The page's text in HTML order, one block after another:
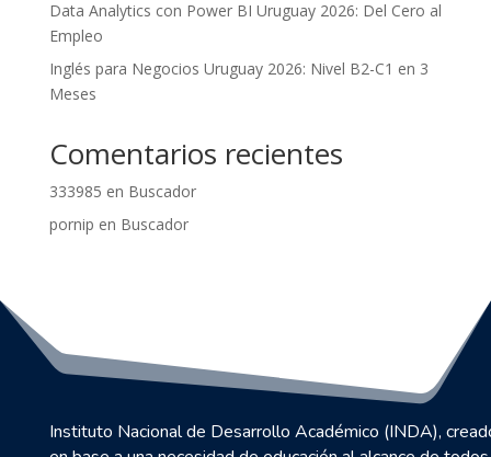
Data Analytics con Power BI Uruguay 2026: Del Cero al
Empleo
Inglés para Negocios Uruguay 2026: Nivel B2-C1 en 3
Meses
Comentarios recientes
333985 en Buscador
pornip en Buscador
Instituto Nacional de Desarrollo Académico (INDA),